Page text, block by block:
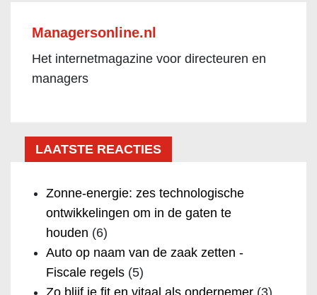
Managersonline.nl
Het internetmagazine voor directeuren en
managers
LAATSTE REACTIES
Zonne-energie: zes technologische
ontwikkelingen om in de gaten te
houden (6)
Auto op naam van de zaak zetten -
Fiscale regels (5)
Zo blijf je fit en vitaal als ondernemer (3)